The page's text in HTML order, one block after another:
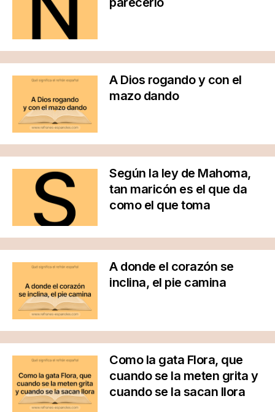
A Dios rogando y con el
mazo dando
Según la ley de Mahoma,
tan maricón es el que da
como el que toma
A donde el corazón se
inclina, el pie camina
Como la gata Flora, que
cuando se la meten grita y
cuando se la sacan llora